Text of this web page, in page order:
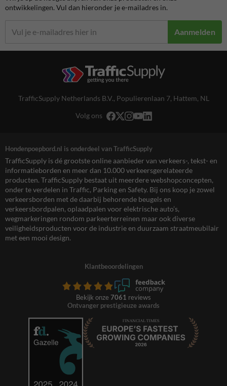
ontwikkelingen. Vul dan hieronder je e-mailadres in.
Aanmelden
TrafficSupply Netherlands B.V., Populierenlaan 7, Hattem, NL
Volg ons
Hondenpoepbord.nl is onderdeel van TrafficSupply
TrafficSupply is dé grootste online aanbieder van verkeers-, tekst- en
informatieborden en meer dan 10.000 verkeersgerelateerde
producten. TrafficSupply bestaat uit meerdere webshopconcepten,
onder te verdelen in Traffic, Parking en Safety. Bij ons koop je zowel
verkeersborden met de daarbij behorende beugels en
verkeersbordpalen, oplaadpalen voor elektrische auto’s,
wegmarkeringen rondom parkeerterreinen maar ook diverse
veiligheidsproducten voor de industrie en duurzaam straatmeubilair
met een mooi design.
Klantbeoordelingen
Bekijk onze 7061 reviews
Ontvanger prestigieuze awards